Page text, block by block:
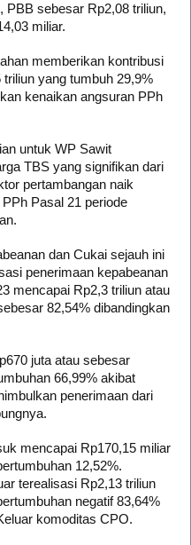
PBB sebesar Rp2,08 triliun,
miliar.
memberikan kontribusi
yang tumbuh 29,9%
kenaikan angsuran PPh
untuk WP Sawit
TBS yang signifikan dari
pertambangan naik
Pasal 21 periode
dan Cukai sejauh ini
penerimaan kepabeanan
mencapai Rp2,3 triliun atau
82,54% dibandingkan
juta atau sebesar
66,99% akibat
penerimaan dari
mencapai Rp170,15 miliar
12,52%.
terealisasi Rp2,13 triliun
negatif 83,64%
komoditas CPO.